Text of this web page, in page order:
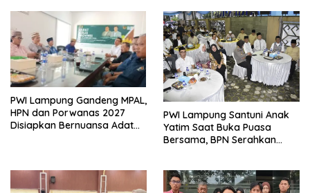
PWI Lampung Gandeng MPAL,
HPN dan Porwanas 2027
Disiapkan Bernuansa Adat
PWI Lampung Santuni Anak
Yatim Saat Buka Puasa
Bersama, BPN Serahkan